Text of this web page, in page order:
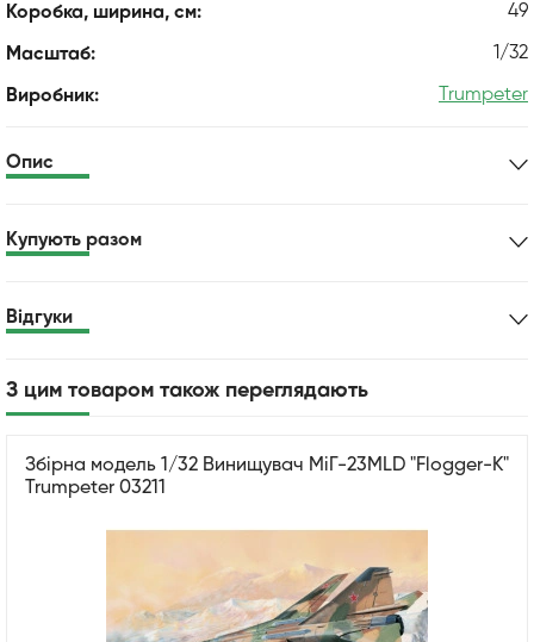
Коробка, ширина, см: 49
Масштаб: 1/32
Виробник: Trumpeter
Опис
Купують разом
Відгуки
З цим товаром також переглядають
Збірна модель 1/32 Винищувач МіГ-23MLD "Flogger-K"
Trumpeter 03211